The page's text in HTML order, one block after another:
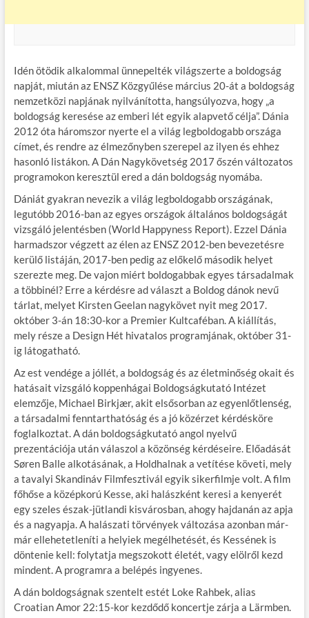
Idén ötödik alkalommal ünnepelték világszerte a boldogság
napját, miután az ENSZ Közgyűlése március 20-át a boldogság
nemzetközi napjának nyilvánította, hangsúlyozva, hogy „a
boldogság keresése az emberi lét egyik alapvető célja”. Dánia
2012 óta háromszor nyerte el a világ legboldogabb országa
címet, és rendre az élmezőnyben szerepel az ilyen és ehhez
hasonló listákon. A Dán Nagykövetség 2017 őszén változatos
programokon keresztül ered a dán boldogság nyomába.
Dániát gyakran nevezik a világ legboldogabb országának,
legutóbb 2016-ban az egyes országok általános boldogságát
vizsgáló jelentésben (World Happyness Report). Ezzel Dánia
harmadszor végzett az élen az ENSZ 2012-ben bevezetésre
kerülő listáján, 2017-ben pedig az előkelő második helyet
szerezte meg. De vajon miért boldogabbak egyes társadalmak
a többinél? Erre a kérdésre ad választ a Boldog dánok nevű
tárlat, melyet Kirsten Geelan nagykövet nyit meg 2017.
október 3-án 18:30-kor a Premier Kultcaféban. A kiállítás,
mely része a Design Hét hivatalos programjának, október 31-
ig látogatható.
Az est vendége a jóllét, a boldogság és az életminőség okait és
hatásait vizsgáló koppenhágai Boldogságkutató Intézet
elemzője, Michael Birkjær, akit elsősorban az egyenlőtlenség,
a társadalmi fenntarthatóság és a jó közérzet kérdésköre
foglalkoztat. A dán boldogságkutató angol nyelvű
prezentációja után válaszol a közönség kérdéseire. Előadását
Søren Balle alkotásának, a Holdhalnak a vetítése követi, mely
a tavalyi Skandináv Filmfesztivál egyik sikerfilmje volt. A film
főhőse a középkorú Kesse, aki halászként keresi a kenyerét
egy szeles észak-jütlandi kisvárosban, ahogy hajdanán az apja
és a nagyapja. A halászati törvények változása azonban már-
már ellehetetleníti a helyiek megélhetését, és Kessének is
döntenie kell: folytatja megszokott életét, vagy elölről kezd
mindent. A programra a belépés ingyenes.
A dán boldogságnak szentelt estét Loke Rahbek, alias
Croatian Amor 22:15-kor kezdődő koncertje zárja a Lärmben.